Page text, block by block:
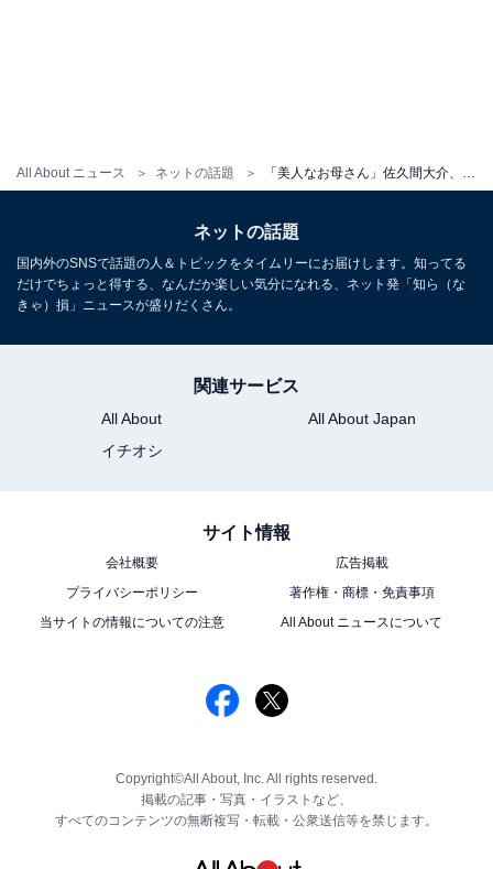
All About ニュース ネットの話題
ネットの話題
国内外のSNSで話題の人＆トピックをタイムリーにお届けします。知ってる
だけでちょっと得する、なんだか楽しい気分になれる、ネット発「知ら（な
きゃ）損」ニュースが盛りだくさん。
関連サービス
All About
All About Japan
イチオシ
サイト情報
会社概要
広告掲載
プライバシーポリシー
著作権・商標・免責事項
当サイトの情報についての注意
All About ニュースについて
Copyright©All About, Inc. All rights reserved.
掲載の記事・写真・イラストなど、
すべてのコンテンツの無断複写・転載・公衆送信等を禁じます。